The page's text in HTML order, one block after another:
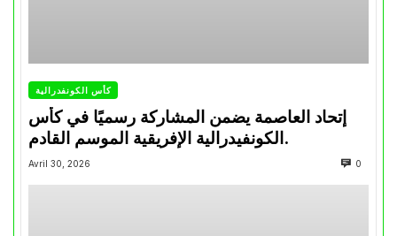
كأس الكونفدرالية
إتحاد العاصمة يضمن المشاركة رسميًا في كأس
الكونفيدرالية الإفريقية الموسم القادم.
Avril 30, 2026 0